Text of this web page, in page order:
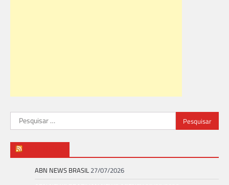
Pesquisar
por:
ABN NEWS BRASIL 27/07/2026